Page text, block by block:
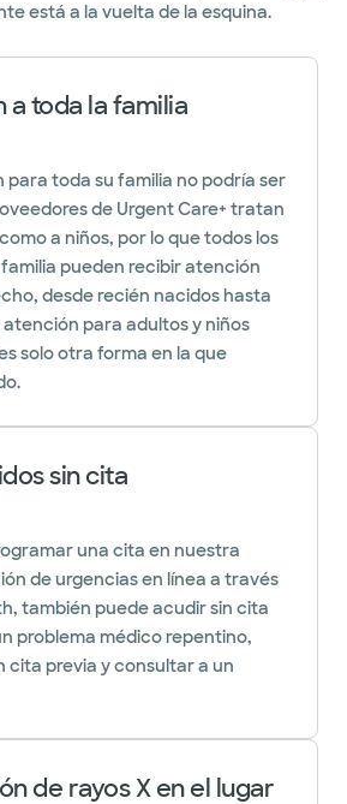
está a la vuelta de la esquina.
a toda la familia
para toda su familia no podría ser
de Urgent Care+ tratan
a niños, por lo que todos los
familia pueden recibir atención
desde recién nacidos hasta
para adultos y niños
solo otra forma en la que
sin cita
una cita en nuestra
de urgencias en línea a través
también puede acudir sin cita
problema médico repentino,
cita previa y consultar a un
de rayos X en el lugar